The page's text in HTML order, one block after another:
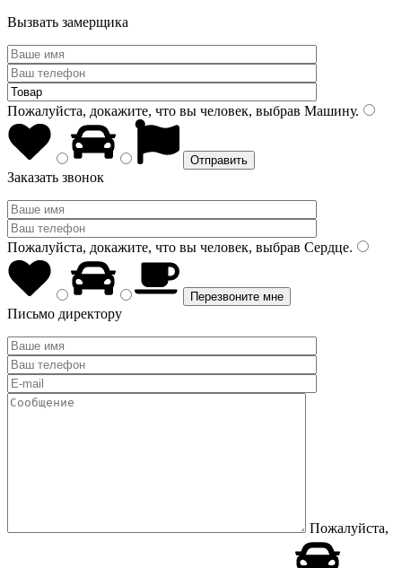
Вызвать замерщика
Пожалуйста, докажите, что вы человек, выбрав Машину.
Заказать звонок
Пожалуйста, докажите, что вы человек, выбрав Сердце.
Письмо директору
Пожалуйста,